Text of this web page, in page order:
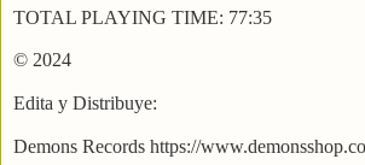
TOTAL PLAYING TIME: 77:35
© 2024
Edita y Distribuye:
Demons Records https://